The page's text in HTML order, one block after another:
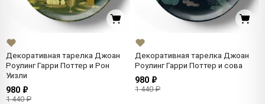
Декоративная тарелка Джоан
Роулинг Гарри Поттер и Рон
Уизли
980 ₽
1 440 ₽
Декоративная тарелка Джоан
Роулинг Гарри Поттер и сова
980 ₽
1 440 ₽